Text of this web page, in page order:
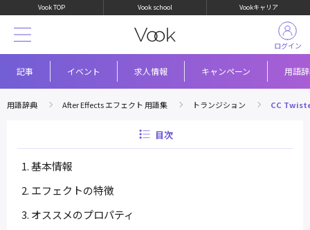
Vook TOP Vook school Vookキャリア
記事 イベント 求人情報 キャンペーン 用語
ログイン
用語辞典 After Effects エフェクト 用語集 トランジション CC
目次
基本情報
エフェクトの特徴
オススメのプロパティ